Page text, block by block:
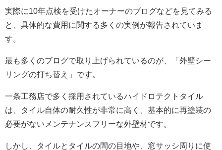
実際に10年点検を受けたオーナーのブログなどを見てみる
と、具体的な費用に関する多くの実例が報告されていま
す。
最も多くのブログで取り上げられているのが、「外壁シー
リングの打ち替え」です。
一条工務店で多く採用されているハイドロテクトタイル
は、タイル自体の耐久性が非常に高く、基本的に再塗装の
必要がないメンテナンスフリーな外壁材です。
しかし、タイルとタイルの間の目地や、窓サッシ周りに使